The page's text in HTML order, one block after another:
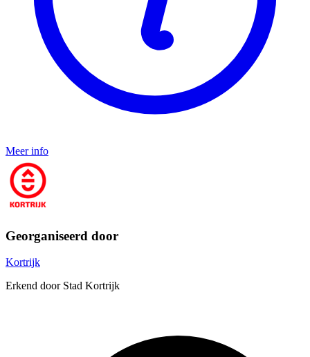
Meer info
Georganiseerd door
Kortrijk
Erkend door Stad Kortrijk